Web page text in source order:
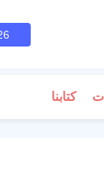
كتابنا